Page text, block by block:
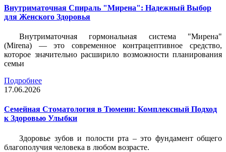
Внутриматочная Спираль "Мирена": Надежный Выбор
для Женского Здоровья
Внутриматочная гормональная система "Мирена"
(Mirena) — это современное контрацептивное средство,
которое значительно расширило возможности планирования
семьи
Подробнее
17.06.2026
Семейная Стоматология в Тюмени: Комплексный Подход
к Здоровью Улыбки
Здоровье зубов и полости рта – это фундамент общего
благополучия человека в любом возрасте.